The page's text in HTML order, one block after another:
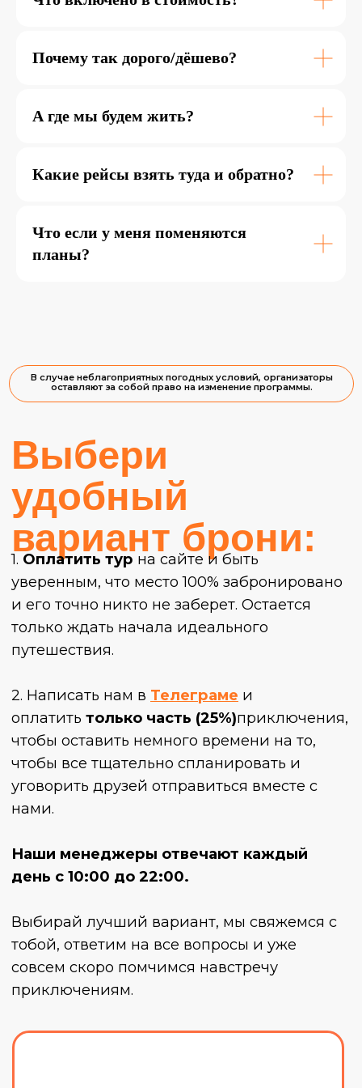
Почему так дорого/дёшево?
А где мы будем жить?
Какие рейсы взять туда и обратно?
Что если у меня поменяются
планы?
день с 10:00 до 22:00.
тобой, ответим на все вопросы и уже
совсем скоро помчимся навстречу
место со скидкой!
35 000 ₽